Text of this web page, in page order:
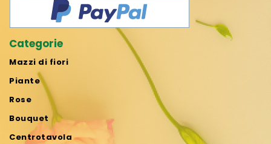
Categorie
Mazzi di fiori
Piante
Rose
Bouquet
Centrotavola